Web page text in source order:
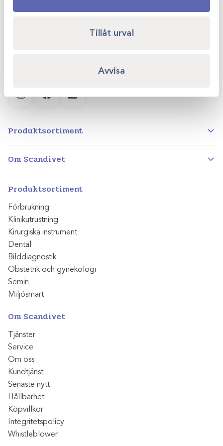
Tillåt urval
Avvisa
InstagramFacebook
LinkedIn
Produktsortiment
Om Scandivet
Produktsortiment
Förbrukning
Klinikutrustning
Kirurgiska instrument
Dental
Bilddiagnostik
Obstetrik och gynekologi
Semin
Miljösmart
Om Scandivet
Tjänster
Service
Om oss
Kundtjänst
Senaste nytt
Hållbarhet
Köpvillkor
Integritetspolicy
Whistleblower